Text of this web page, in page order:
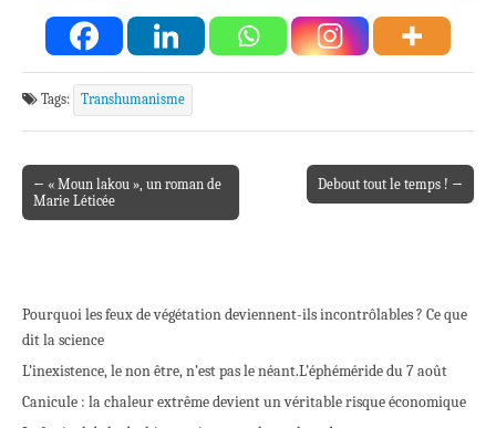
Tags: Transhumanisme
Post navigation
← « Moun lakou », un roman de
Marie Léticée
Debout tout le temps ! →
Pourquoi les feux de végétation deviennent-ils incontrôlables ? Ce que
dit la science
L’inexistence, le non être, n’est pas le néant.L’éphéméride du 7 août
Canicule : la chaleur extrême devient un véritable risque économique